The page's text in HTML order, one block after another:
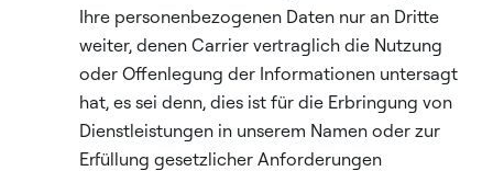
Ihre personenbezogenen Daten nur an Dritte
weiter, denen Carrier vertraglich die Nutzung
oder Offenlegung der Informationen untersagt
hat, es sei denn, dies ist für die Erbringung von
Dienstleistungen in unserem Namen oder zur
Erfüllung gesetzlicher Anforderungen